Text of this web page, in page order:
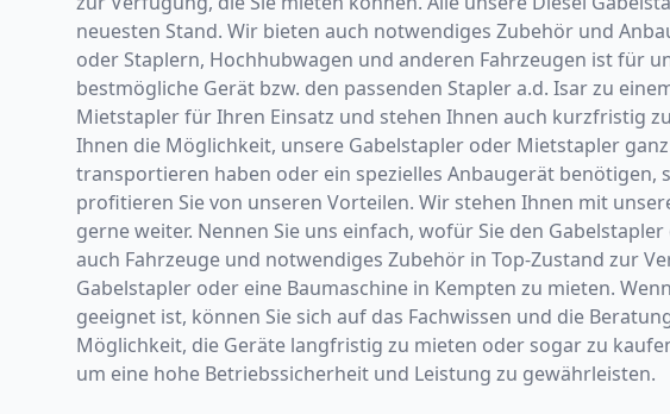
neuesten Stand. Wir bieten auch notwendiges Zubehör und
oder Staplern, Hochhubwagen und anderen Fahrzeugen ist für
bestmögliche Gerät bzw. den passenden Stapler a.d. Isar zu
Mietstapler für Ihren Einsatz und stehen Ihnen auch kurzfristig
Ihnen die Möglichkeit, unsere Gabelstapler oder Mietstapler
transportieren haben oder ein spezielles Anbaugerät benötigen,
profitieren Sie von unseren Vorteilen. Wir stehen Ihnen mit
gerne weiter. Nennen Sie uns einfach, wofür Sie den
auch Fahrzeuge und notwendiges Zubehör in Top-Zustand zur
Gabelstapler oder eine Baumaschine in Kempten zu mieten.
geeignet ist, können Sie sich auf das Fachwissen und die
Möglichkeit, die Geräte langfristig zu mieten oder sogar zu
um eine hohe Betriebssicherheit und Leistung zu gewährleisten.